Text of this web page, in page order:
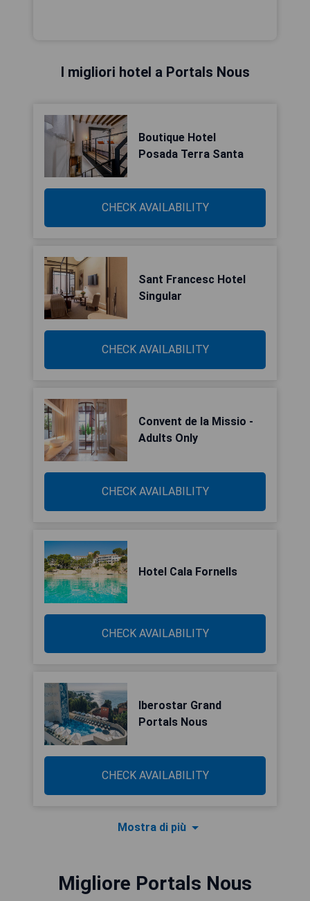
I migliori hotel a Portals Nous
Boutique Hotel
Posada Terra Santa
CHECK AVAILABILITY
Sant Francesc Hotel
Singular
CHECK AVAILABILITY
Convent de la Missio -
Adults Only
CHECK AVAILABILITY
Hotel Cala Fornells
CHECK AVAILABILITY
Iberostar Grand
Portals Nous
CHECK AVAILABILITY
Mostra di più
Migliore Portals Nous